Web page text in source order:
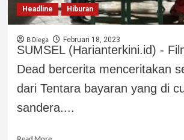
Headline Hiburan
B Diega Februari 18, 2023
SUMSEL (Harianterkini.id) -
Dead bercerita menceritakan
dari Tentara bayaran yang di
sandera....